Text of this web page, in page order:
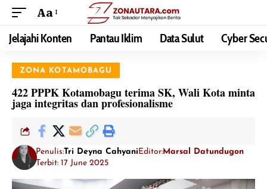
Aa
Jelajahi Konten Pantau Iklim Data Sulut Cyber
ZONA KOTAMOBAGU
422 PPPK Kotamobagu terima SK, Wali Kota minta
jaga integritas dan profesionalisme
Penulis:Tri Deyna CahyaniEditor:Marsal Datundugon
Terbit: 17 June 2025